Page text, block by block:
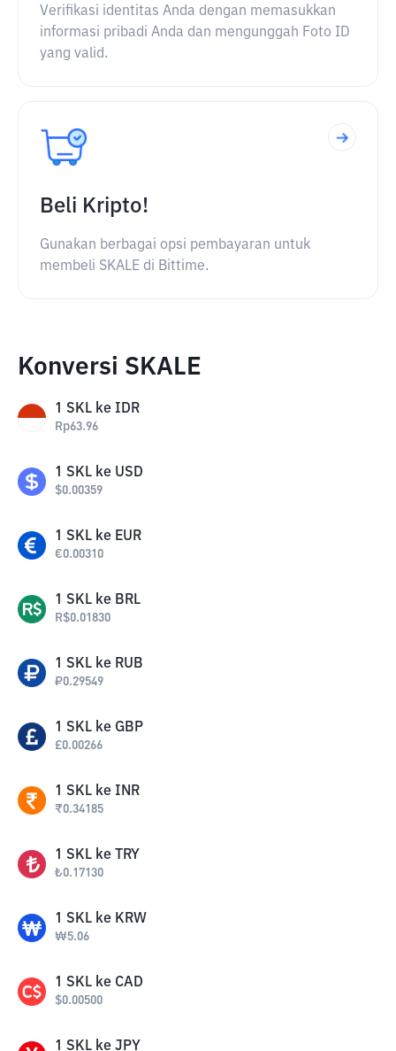
Verifikasi identitas Anda dengan memasukkan
informasi pribadi Anda dan mengunggah Foto ID
yang valid.
Beli Kripto!
Gunakan berbagai opsi pembayaran untuk
membeli SKALE di Bittime.
Konversi SKALE
1 SKL ke IDR
Rp63.96
1 SKL ke USD
$0.00359
1 SKL ke EUR
€0.00310
1 SKL ke BRL
R$0.01830
1 SKL ke RUB
₽0.29549
1 SKL ke GBP
£0.00266
1 SKL ke INR
₹0.34185
1 SKL ke TRY
₺0.17130
1 SKL ke KRW
₩5.06
1 SKL ke CAD
$0.00500
1 SKL ke JPY